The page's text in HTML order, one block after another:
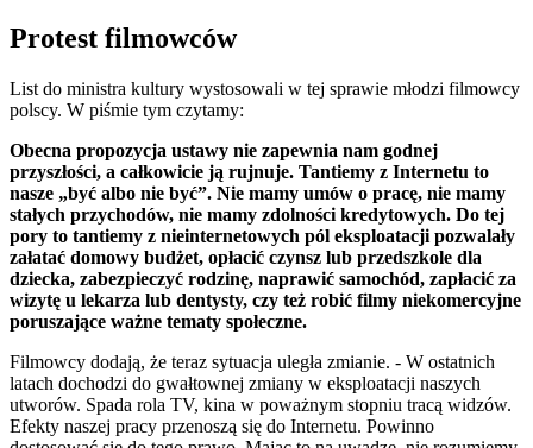
Protest filmowców
List do ministra kultury wystosowali w tej sprawie młodzi filmowcy
polscy. W piśmie tym czytamy:
Obecna propozycja ustawy nie zapewnia nam godnej
przyszłości, a całkowicie ją rujnuje. Tantiemy z Internetu to
nasze „być albo nie być”. Nie mamy umów o pracę, nie mamy
stałych przychodów, nie mamy zdolności kredytowych. Do tej
pory to tantiemy z nieinternetowych pól eksploatacji pozwalały
załatać domowy budżet, opłacić czynsz lub przedszkole dla
dziecka, zabezpieczyć rodzinę, naprawić samochód, zapłacić za
wizytę u lekarza lub dentysty, czy też robić filmy niekomercyjne
poruszające ważne tematy społeczne.
Filmowcy dodają, że teraz sytuacja uległa zmianie. - W ostatnich
latach dochodzi do gwałtownej zmiany w eksploatacji naszych
utworów. Spada rola TV, kina w poważnym stopniu tracą widzów.
Efekty naszej pracy przenoszą się do Internetu. Powinno